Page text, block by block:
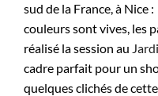
sud de la France, à Nice
couleurs sont vives, les
réalisé la session au
cadre parfait pour un
quelques clichés de